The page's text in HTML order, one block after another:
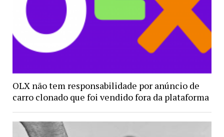
OLX não tem responsabilidade por anúncio de
carro clonado que foi vendido fora da plataforma